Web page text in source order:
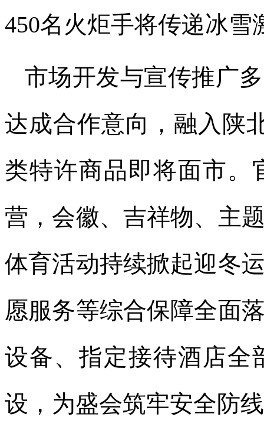
450名火炬手将传递冰雪
市场开发与宣传推广
达成合作意向，融入陕
类特许商品即将面市。
营，会徽、吉祥物、主
体育活动持续掀起迎冬
愿服务等综合保障全面
设备、指定接待酒店全
设，为盛会筑牢安全防